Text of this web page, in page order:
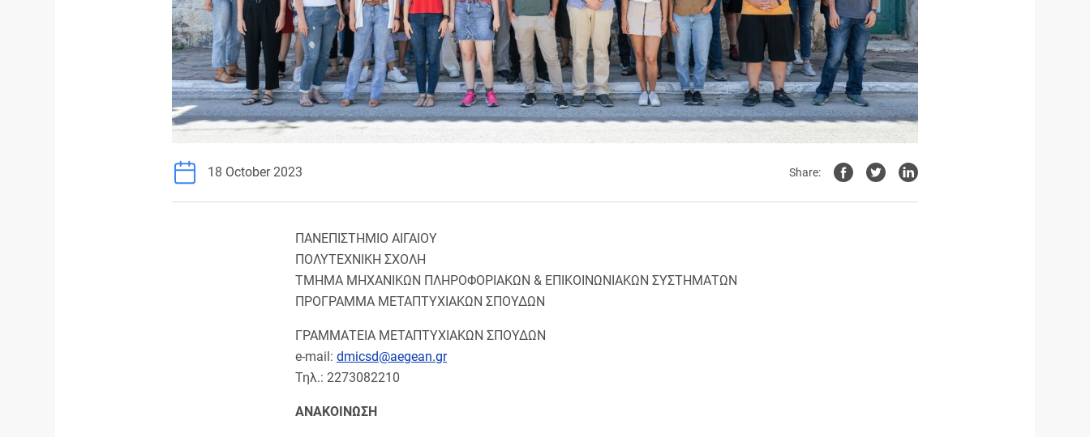
18 October 2023 Share:
ΠΑΝΕΠΙΣΤΗΜΙΟ ΑΙΓΑΙΟΥ
ΠΟΛΥΤΕΧΝΙΚΗ ΣΧΟΛΗ
ΤΜΗΜΑ ΜΗΧΑΝΙΚΩΝ ΠΛΗΡΟΦΟΡΙΑΚΩΝ & ΕΠΙΚΟΙΝΩΝΙΑΚΩΝ ΣΥΣΤΗΜΑΤΩΝ
ΠΡΟΓΡΑΜΜΑ ΜΕΤΑΠΤΥΧΙΑΚΩΝ ΣΠΟΥΔΩΝ
ΓΡΑΜΜΑΤΕΙΑ ΜΕΤΑΠΤΥΧΙΑΚΩΝ ΣΠΟΥΔΩΝ
e-mail: dmicsd@aegean.gr
Τηλ.: 2273082210
ΑΝΑΚΟΙΝΩΣΗ